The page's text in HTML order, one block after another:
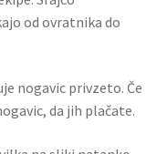
od ovratnika do
nogavic privzeto. Če
da jih plačate.